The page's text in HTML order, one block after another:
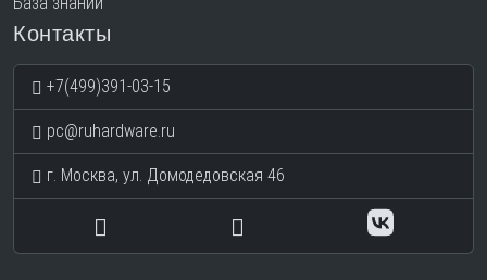
Контакты
+7(499)391-03-15
pc@ruhardware.ru
г. Москва, ул. Домодедовская 46